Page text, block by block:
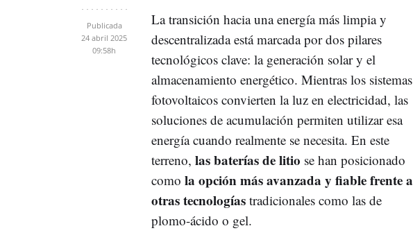
Publicada
24 abril 2025
09:58h
La transición hacia una energía más limpia y
descentralizada está marcada por dos pilares
tecnológicos clave: la generación solar y el
almacenamiento energético. Mientras los sistemas
fotovoltaicos convierten la luz en electricidad, las
soluciones de acumulación permiten utilizar esa
energía cuando realmente se necesita. En este
terreno, las baterías de litio se han posicionado
como la opción más avanzada y fiable frente a
otras tecnologías tradicionales como las de
plomo-ácido o gel.